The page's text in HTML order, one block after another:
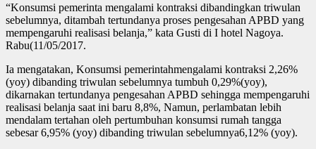
“Konsumsi pemerinta mengalami kontraksi dibandingkan triwulan
sebelumnya, ditambah tertundanya proses pengesahan APBD yang
mempengaruhi realisasi belanja,” kata Gusti di I hotel Nagoya.
Rabu(11/05/2017.
Ia mengatakan, Konsumsi pemerintahmengalami kontraksi 2,26%
(yoy) dibanding triwulan sebelumnya tumbuh 0,29%(yoy),
dikarnakan tertundanya pengesahan APBD sehingga mempengaruhi
realisasi belanja saat ini baru 8,8%, Namun, perlambatan lebih
mendalam tertahan oleh pertumbuhan konsumsi rumah tangga
sebesar 6,95% (yoy) dibanding triwulan sebelumnya6,12% (yoy).